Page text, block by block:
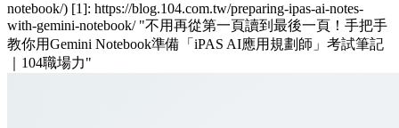
notebook/) [1]: https://blog.104.com.tw/preparing-ipas-ai-notes-
with-gemini-notebook/ "不用再從第一頁讀到最後一頁！手把手
教你用Gemini Notebook準備「iPAS AI應用規劃師」考試筆記
｜104職場力"